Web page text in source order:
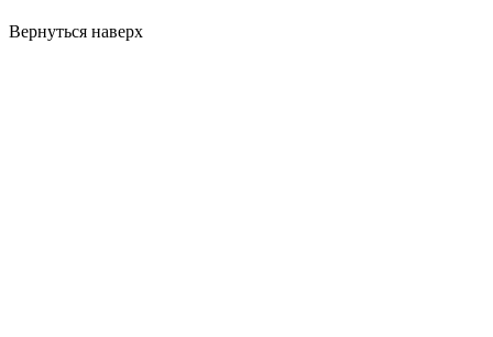
Вернуться наверх